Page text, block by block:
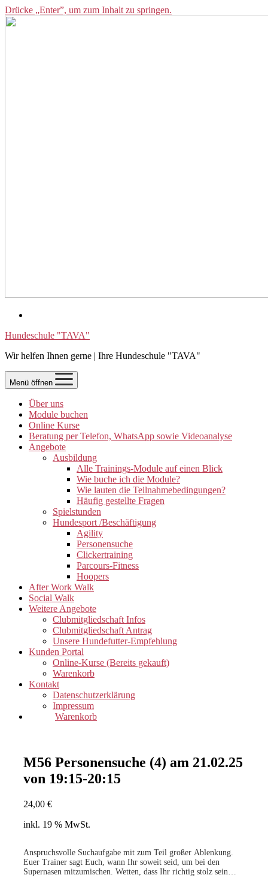
Drücke „Enter”, um zum Inhalt zu springen.
Hundeschule "TAVA"
Wir helfen Ihnen gerne | Ihre Hundeschule "TAVA"
Menü öffnen
Über uns
Module buchen
Online Kurse
Beratung per Telefon, WhatsApp sowie Videoanalyse
Angebote
Ausbildung
Alle Trainings-Module auf einen Blick
Wie buche ich die Module?
Wie lauten die Teilnahmebedingungen?
Häufig gestellte Fragen
Spielstunden
Hundesport /Beschäftigung
Agility
Personensuche
Clickertraining
Parcours-Fitness
Hoopers
After Work Walk
Social Walk
Weitere Angebote
Clubmitgliedschaft Infos
Clubmitgliedschaft Antrag
Unsere Hundefutter-Empfehlung
Kunden Portal
Online-Kurse (Bereits gekauft)
Warenkorb
Kontakt
Datenschutzerklärung
Impressum
Warenkorb
M56 Personensuche (4) am 21.02.25
von 19:15-20:15
24,00 €
inkl. 19 % MwSt.
Anspruchsvolle Suchaufgabe mit zum Teil großer Ablenkung.
Euer Trainer sagt Euch, wann Ihr soweit seid, um bei den
Supernasen mitzumischen. Wetten, dass Ihr richtig stolz sein